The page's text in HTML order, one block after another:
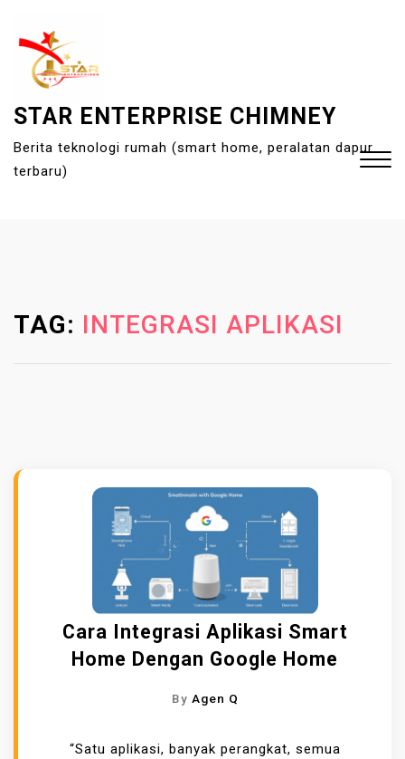
STAR ENTERPRISE CHIMNEY
Berita teknologi rumah (smart home, peralatan dapur
terbaru)
TAG: INTEGRASI APLIKASI
Cara Integrasi Aplikasi Smart
Home Dengan Google Home
By Agen Q
“Satu aplikasi, banyak perangkat, semua